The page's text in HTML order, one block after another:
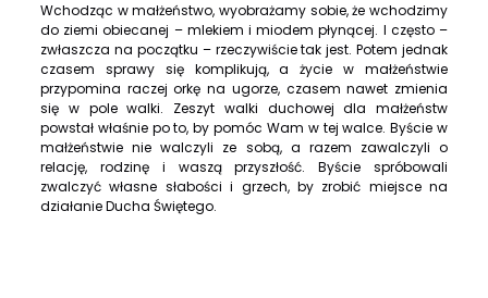
Wchodząc w małżeństwo, wyobrażamy sobie, że wchodzimy
do ziemi obiecanej – mlekiem i miodem płynącej. I często –
zwłaszcza na początku – rzeczywiście tak jest. Potem jednak
czasem sprawy się komplikują, a życie w małżeństwie
przypomina raczej orkę na ugorze, czasem nawet zmienia
się w pole walki. Zeszyt walki duchowej dla małżeństw
powstał właśnie po to, by pomóc Wam w tej walce. Byście w
małżeństwie nie walczyli ze sobą, a razem zawalczyli o
relację, rodzinę i waszą przyszłość. Byście spróbowali
zwalczyć własne słabości i grzech, by zrobić miejsce na
działanie Ducha Świętego.